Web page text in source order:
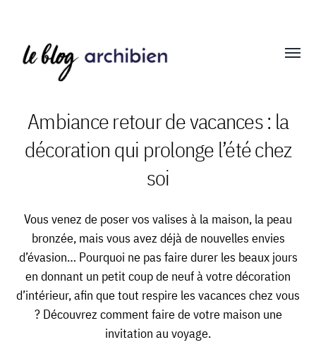
Blog
Ambiance retour de vacances : la
décoration qui prolonge l’été chez
soi
Vous venez de poser vos valises à la maison, la peau
bronzée, mais vous avez déjà de nouvelles envies
d’évasion… Pourquoi ne pas faire durer les beaux jours
en donnant un petit coup de neuf à votre décoration
d’intérieur, afin que tout respire les vacances chez vous
? Découvrez comment faire de votre maison une
invitation au voyage.